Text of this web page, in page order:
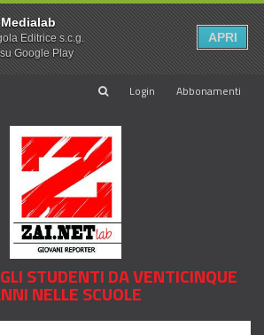
Login Abbonamenti
STUDENTI DA VENTICINQUE
NELLE SCUOLE
Editrice s.c.g.
Google Play
APRI